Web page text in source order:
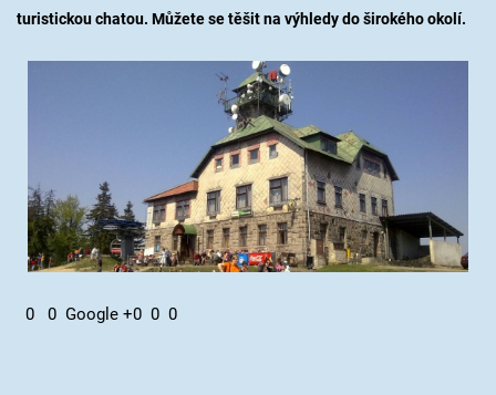
turistickou chatou. Můžete se těšit na výhledy do širokého okolí.
0 0 Google +0 0 0